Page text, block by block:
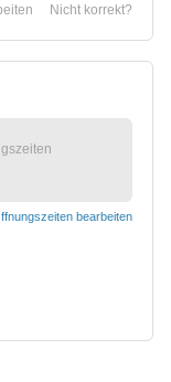
Nicht korrekt?
bearbeiten